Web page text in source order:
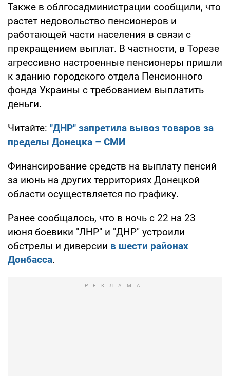
Также в облгосадминистрации сообщили, что
растет недовольство пенсионеров и
работающей части населения в связи с
прекращением выплат. В частности, в Торезе
агрессивно настроенные пенсионеры пришли
к зданию городского отдела Пенсионного
фонда Украины с требованием выплатить
деньги.
Читайте: "ДНР" запретила вывоз товаров за
пределы Донецка – СМИ
Финансирование средств на выплату пенсий
за июнь на других территориях Донецкой
области осуществляется по графику.
Ранее сообщалось, что в ночь с 22 на 23
июня боевики "ЛНР" и "ДНР" устроили
обстрелы и диверсии в шести районах
Донбасса.